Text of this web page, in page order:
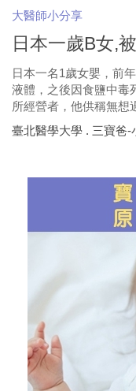
大醫師小分享
日本一歲B女,
日本一名1歲女嬰，前
液體，之後因食鹽中毒
所經營者，他供稱無想
臺北醫學大學 . 三寶爸-